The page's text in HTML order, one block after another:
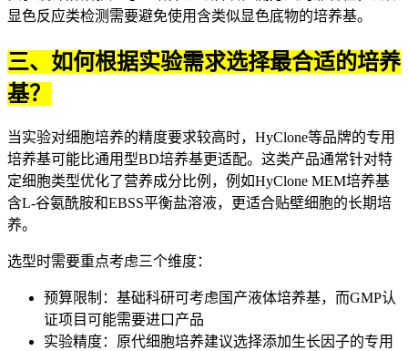
显色反应类检测需要避免使用含类似显色底物的培养基。
三、如何根据实验需求选择最合适的培养
基？
当实验对细胞培养的精度要求较高时，HyClone等品牌的专用
培养基可能比通用型BD培养基更适配。这类产品通常针对特
定细胞类型优化了营养成分比例，例如HyClone MEM培养基
含L-谷氨酰胺和EBSS平衡盐溶液，更适合贴壁细胞的长期培
养。
选型时需要重点考虑三个维度：
预算限制：基础科研可考虑国产液体培养基，而GMP认
证项目可能需要进口产品
实验精度：原代细胞培养建议选择添加生长因子的专用